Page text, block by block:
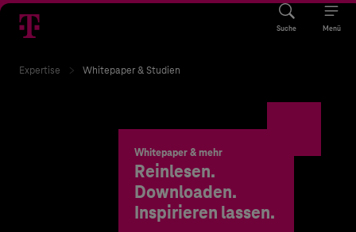
Suche Menü
Expertise Whitepaper & Studien
Whitepaper & mehr
Reinlesen.
Downloaden.
Inspirieren lassen.